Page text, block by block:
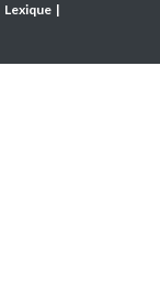
Lexique|